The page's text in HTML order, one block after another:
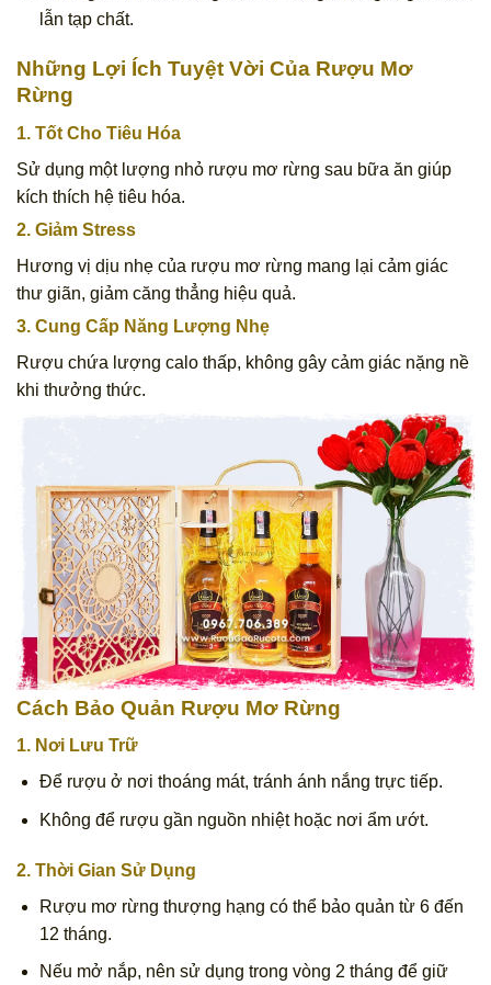
lẫn tạp chất.
Những Lợi Ích Tuyệt Vời Của Rượu Mơ
Rừng
1. Tốt Cho Tiêu Hóa
Sử dụng một lượng nhỏ rượu mơ rừng sau bữa ăn giúp
kích thích hệ tiêu hóa.
2. Giảm Stress
Hương vị dịu nhẹ của rượu mơ rừng mang lại cảm giác
thư giãn, giảm căng thẳng hiệu quả.
3. Cung Cấp Năng Lượng Nhẹ
Rượu chứa lượng calo thấp, không gây cảm giác nặng nề
khi thưởng thức.
Cách Bảo Quản Rượu Mơ Rừng
1. Nơi Lưu Trữ
Để rượu ở nơi thoáng mát, tránh ánh nắng trực tiếp.
Không để rượu gần nguồn nhiệt hoặc nơi ẩm ướt.
2. Thời Gian Sử Dụng
Rượu mơ rừng thượng hạng có thể bảo quản từ 6 đến
12 tháng.
Nếu mở nắp, nên sử dụng trong vòng 2 tháng để giữ